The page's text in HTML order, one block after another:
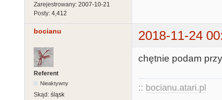
Zarejestrowany: 2007-10-21
Posty: 4,412
bocianu 2018-11-24
Referent
Nieaktywny
Skąd: śląsk
chętnie podam
:: bocianu.atari.pl